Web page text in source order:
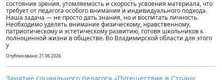
состояние зрения, утомляемость и скорость усвоения материала, что
требует от педагога особого внимания и индивидуального подхода.
Наша задача — не просто дать знания, но и воспитать личность.
Необходимо уделять внимание физическому, нравственному,
патриотическому и эстетическому развитию, готовя школьников к
полноценной жизни в обществе. Во Владимирской области для этого
у
Опубликовано: 21.06.2026